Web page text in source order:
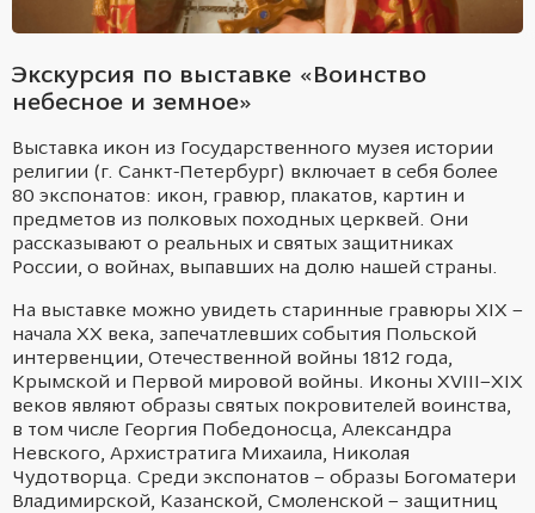
Экскурсия по выставке «Воинство
небесное и земное»
Выставка икон из Государственного музея истории
религии (г. Санкт-Петербург) включает в себя более
80 экспонатов: икон, гравюр, плакатов, картин и
предметов из полковых походных церквей. Они
рассказывают о реальных и святых защитниках
России, о войнах, выпавших на долю нашей страны.
На выставке можно увидеть старинные гравюры XIX –
начала ХХ века, запечатлевших события Польской
интервенции, Отечественной войны 1812 года,
Крымской и Первой мировой войны. Иконы XVIII–XIX
веков являют образы святых покровителей воинства,
в том числе Георгия Победоносца, Александра
Невского, Архистратига Михаила, Николая
Чудотворца. Среди экспонатов – образы Богоматери
Владимирской, Казанской, Смоленской – защитниц